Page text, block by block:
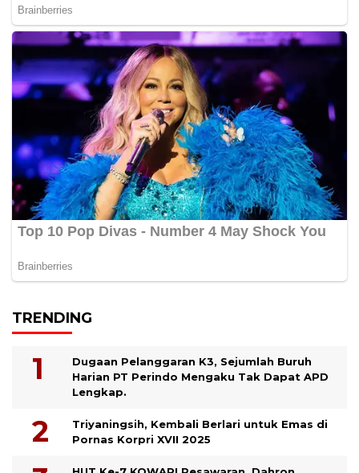
TRENDING
Dugaan Pelanggaran K3, Sejumlah Buruh
Harian PT Perindo Mengaku Tak Dapat APD
Lengkap.
Triyaningsih, Kembali Berlari untuk Emas di
Pornas Korpri XVII 2025